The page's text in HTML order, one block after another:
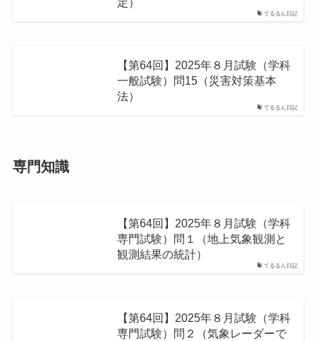
てるるん日記
てるるん日記
【第64回】2025年８月試験（学科
一般試験）問15（災害対策基本
法）
専門知識
てるるん日記
【第64回】2025年８月試験（学科
専門試験）問１（地上気象観測と
観測結果の統計）
【第64回】2025年８月試験（学科
専門試験）問２（気象レーダーで